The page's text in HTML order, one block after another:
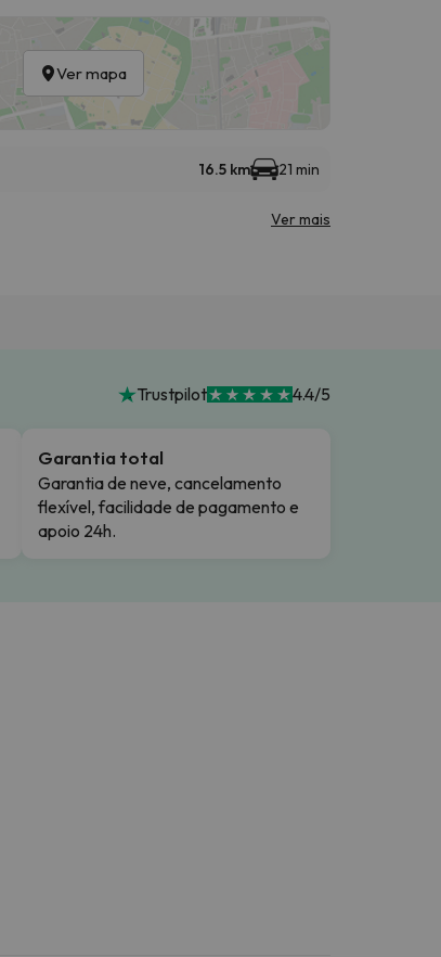
Ver mapa
16.5 km 21 min
Ver mais
Trustpilot 4.4/5
Garantia total
Garantia de neve, cancelamento
flexível, facilidade de pagamento e
apoio 24h.